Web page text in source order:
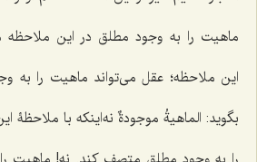
ماهیت را به وجود مطلق در این
این ملاحظه؛ عقل می‌تواند ماهیت را
بگوید: الماهیةُ موجودةٌ نه‌اینکه با